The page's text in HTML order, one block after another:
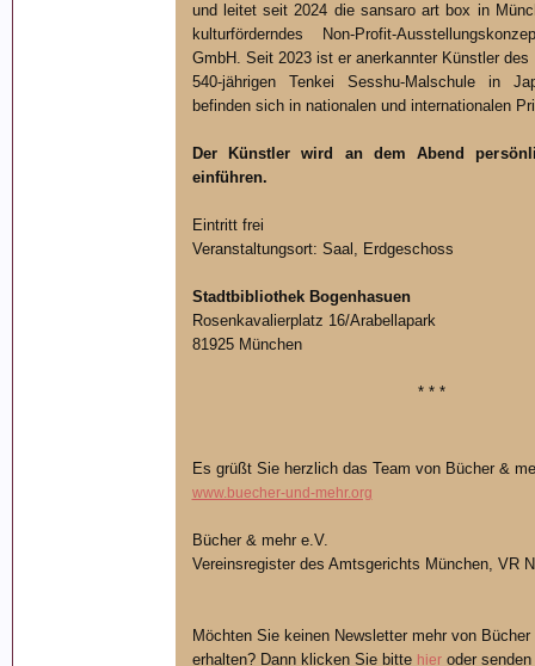
und leitet seit 2024 die sansaro art box in
kulturförderndes Non-Profit-
GmbH. Seit 2023 ist er anerkannter Künstler des
540-jährigen Tenkei Sesshu-Malschule in
befinden sich in nationalen und internationalen
Der Künstler wird an dem Abend
einführen.
Eintritt frei
Veranstaltungsort: Saal, Erdgeschoss
Stadtbibliothek Bogenhasuen
Rosenkavalierplatz 16/Arabellapark
81925 München
* * *
Es grüßt Sie herzlich das Team von Bücher &
www.buecher-und-mehr.org
Bücher & mehr e.V.
Vereinsregister des Amtsgerichts München, VR
Möchten Sie keinen Newsletter mehr von
erhalten? Dann klicken Sie bitte hieroder senden